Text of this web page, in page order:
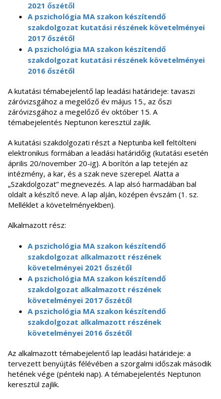
2021 őszétől
A pszichológia MA szakon készítendő
szakdolgozat kutatási részének követelményei
2017 őszétől
A pszichológia MA szakon készítendő
szakdolgozat kutatási részének követelményei
2016 őszétől
A kutatási témabejelentő lap leadási határideje: tavaszi
záróvizsgához a megelőző év május 15., az őszi
záróvizsgához a megelőző év október 15. A
témabejelentés Neptunon keresztül zajlik.
A kutatási szakdolgozati részt a Neptunba kell feltölteni
elektronikus formában a leadási határidőig (kutatási esetén
április 20/november 20-ig). A borítón a lap tetején az
intézmény, a kar, és a szak neve szerepel. Alatta a
„Szakdolgozat” megnevezés. A lap alsó harmadában bal
oldalt a készítő neve. A lap alján, középen évszám (1. sz.
Melléklet a követelményekben).
Alkalmazott rész:
A pszichológia MA szakon készítendő
szakdolgozat alkalmazott részének
követelményei 2021 őszétől
A pszichológia MA szakon készítendő
szakdolgozat alkalmazott részének
követelményei 2017 őszétől
A pszichológia MA szakon készítendő
szakdolgozat alkalmazott részének
követelményei 2016 őszétől
Az alkalmazott témabejelentő lap leadási határideje: a
tervezett benyújtás félévében a szorgalmi időszak második
hetének vége (pénteki nap). A témabejelentés Neptunon
keresztül zajlik.